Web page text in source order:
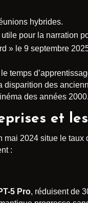
hybrides.
pour la narration
» le 9 septembre
temps
des
des années 2000.
et
mai 2024 situe le taux
:
5 Pro, réduisent de